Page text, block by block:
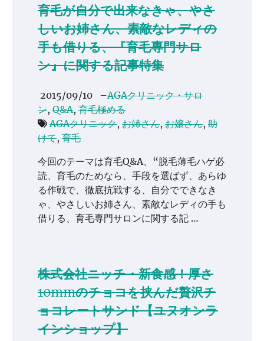
育毛が自分で出来なきゃ、やさ
しいお姉さん、素敵なレディの
手も借りる、『育毛専門サロ
ン』に関する記事特集
2015/09/10 –AGAクリニック・サロ
ン, Q&A, 育毛極める
AGAクリニック, お姉さん, お嬢さん, 助
けて, 育毛
今回のテーマは育毛Q&A、“脱毛薄毛ハゲ必
読、育毛のためなら、手段を選ばず、あらゆ
る作戦で、徹底抗戦する、自分でできなき
ゃ、やさしいお姉さん、素敵なレディの手も
借りる、育毛専門サロンに関する記 …
株式会社ニッチ・新食感！厚さ
10mmのチョコを挟んだ贅沢チ
ョコレートサンド【ユヌオンラ
インショップ】